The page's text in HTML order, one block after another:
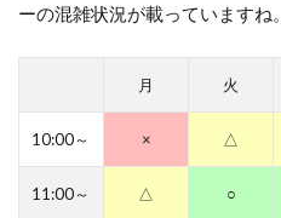
ーの混雑状況が載っていますね。
月 火
10:00～ × △
11:00～ △ ○